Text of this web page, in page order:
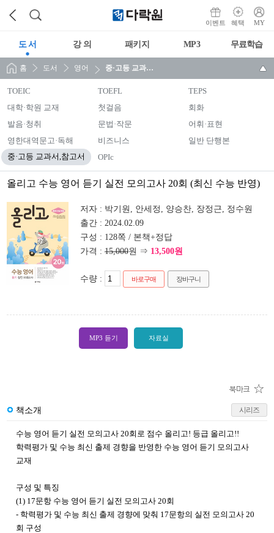
이벤트 혜택 MY
도 서 강 의 패키지 MP3 무료학습
홈 도서 영어 중·고등 교과서,참고서
TOEIC TOEFL
TEPS
대학·학원 교재
첫걸음
회화
발음·청취
문법·작문
어휘·표현
영한대역문고·독해
비즈니스 일반 단행본
중·고등 교과서,참고서 OPIc
올리고 수능 영어 듣기 실전 모의고사 20회 (최신 수능 반영)
저자 : 박기원, 안세정, 양승찬, 장정근, 정수원
출간 : 2024.02.09
구성 : 128쪽 / 본책+정답
가격 : 15,000원 ⇒ 13,500원
수량 : 바로구매 장바구니
MP3 듣기 자료실
책소개 시리즈
수능 영어 듣기 실전 모의고사 20회로 점수 올리고! 등급 올리고!!
학력평가 및 수능 최신 출제 경향을 반영한 수능 영어 듣기 모의고사
교재
구성 및 특징
(1) 17문항 수능 영어 듣기 실전 모의고사 20회
- 학력평가 및 수능 최신 출제 경향에 맞춰 17문항의 실전 모의고사 20
회 구성